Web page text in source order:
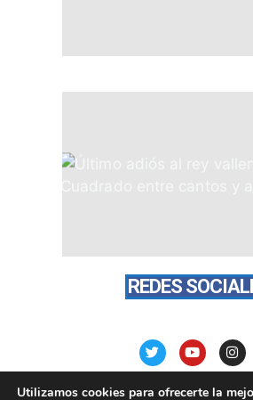
REDES
Utilizamos cookies para ofrecerte la